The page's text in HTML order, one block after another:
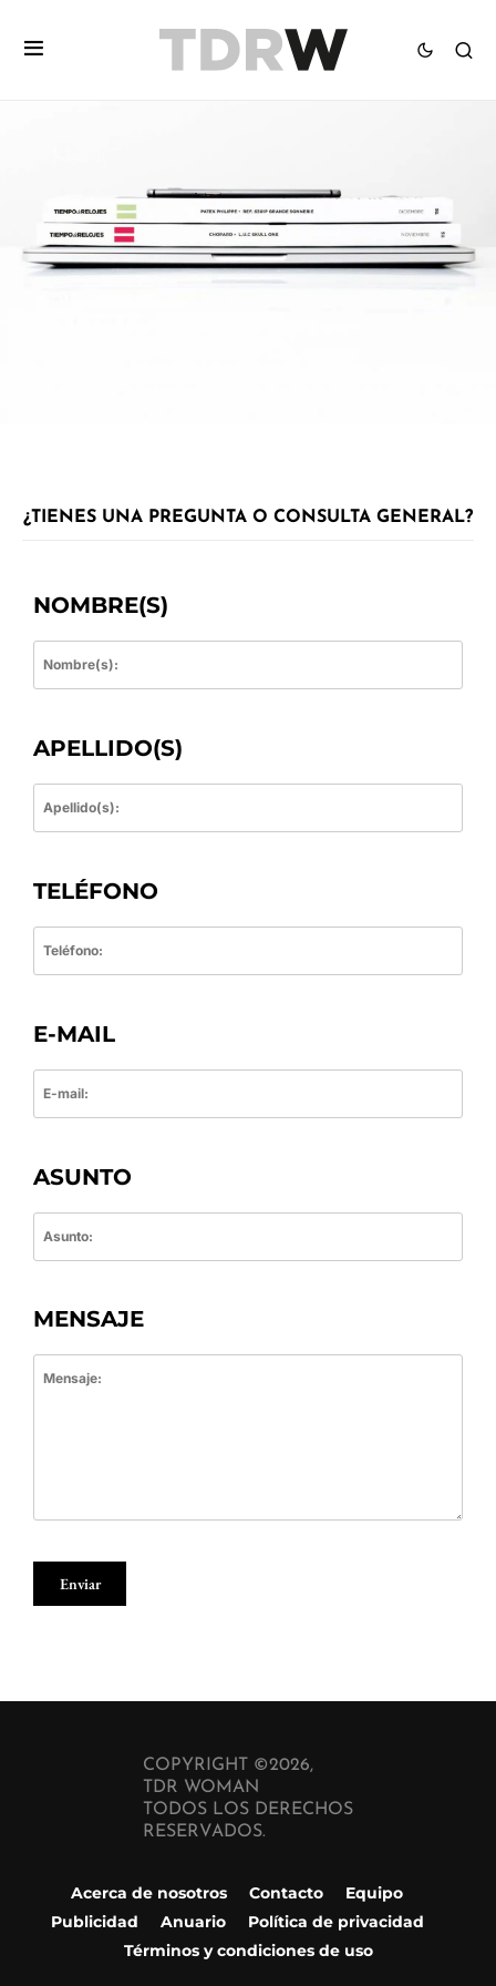
¿TIENES UNA PREGUNTA O CONSULTA GENERAL?
NOMBRE(S)
APELLIDO(S)
TELÉFONO
E-MAIL
ASUNTO
MENSAJE
COPYRIGHT ©2026,
TDR WOMAN
TODOS LOS DERECHOS
RESERVADOS.
Acerca de nosotros Contacto
Equipo
Publicidad
Anuario
Política de privacidad
Términos y condiciones de uso